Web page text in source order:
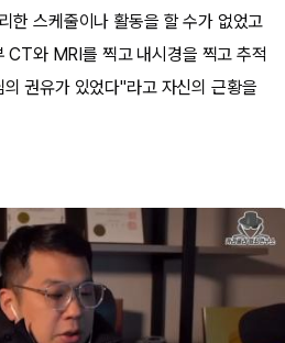
한 스케줄이나 활동을 할 수가 없었고
CT와 MRI를 찍고 내시경을 찍고 추적
권유가 있었다"라고 자신의 근황을